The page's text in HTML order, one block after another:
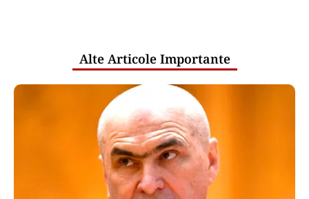
Alte Articole Importante